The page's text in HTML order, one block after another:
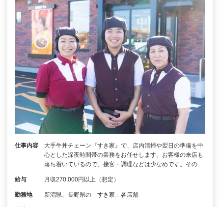
仕事内容
大手牛丼チェーン『すき家』で、店内清掃や翌日の準備を中
心とした深夜時間帯の業務をお任せします。お客様の来店も
落ち着いているので、接客・調理などは少なめです。その…
給与 月収270,000円以上（想定）
勤務地 新潟県、長野県の「すき家」各店舗